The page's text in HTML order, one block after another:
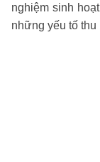
nghiệm sinh
những yếu tố thu